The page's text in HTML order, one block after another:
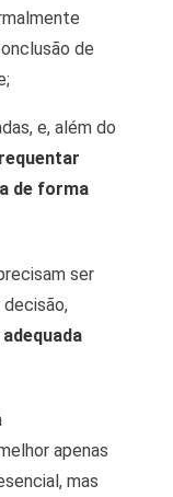
de
e, além do
de forma
ser
decisão,
apenas
mas